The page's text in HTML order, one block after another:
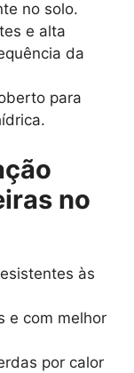
no solo.
e alta
da
para
no
às
e com melhor
por calor